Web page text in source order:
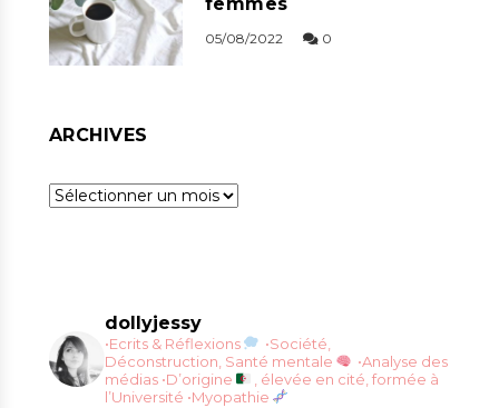
05/08/2022 0
ARCHIVES
Archives
dollyjessy
•Ecrits & Réflexions
•Société,
Déconstruction, Santé mentale
•Analyse des
médias •D’origine
, élevée en cité, formée à
l’Université •Myopathie